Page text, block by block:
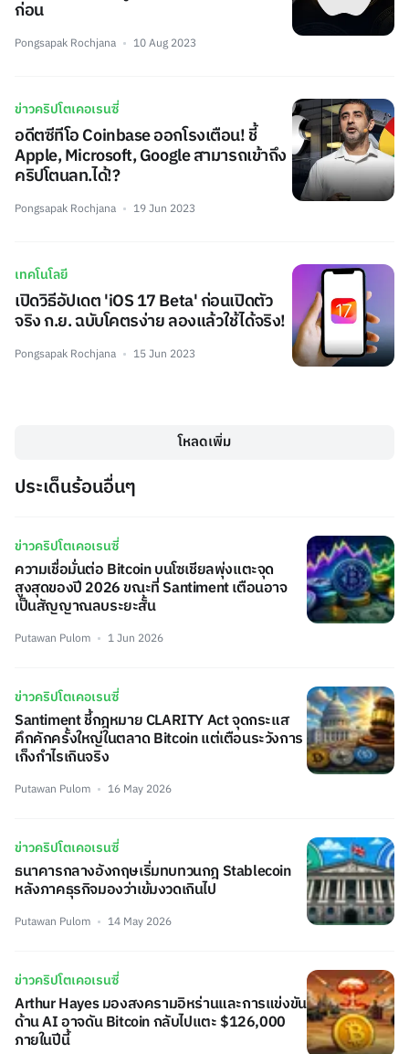
ก่อน
Pongsapak Rochjana 10 Aug 2023
ข่าวคริปโตเคอเรนซี่
อดีตซีทีโอ Coinbase ออกโรงเตือน! ชี้
Apple, Microsoft, Google สามารถเข้าถึง
คริปโตนลท.ได้!?
Pongsapak Rochjana 19 Jun 2023
เทคโนโลยี
เปิดวิธีอัปเดต 'iOS 17 Beta' ก่อนเปิดตัว
จริง ก.ย. ฉบับโคตรง่าย ลองแล้วใช้ได้จริง!
Pongsapak Rochjana 15 Jun 2023
โหลดเพิ่ม
ประเด็นร้อนอื่นๆ
ข่าวคริปโตเคอเรนซี่
ความเชื่อมั่นต่อ Bitcoin บนโซเชียลพุ่งแตะจุด
สูงสุดของปี 2026 ขณะที่ Santiment เตือนอาจ
เป็นสัญญาณลบระยะสั้น
Putawan Pulom 1 Jun 2026
ข่าวคริปโตเคอเรนซี่
Santiment ชี้กฎหมาย CLARITY Act จุดกระแส
คึกคักครั้งใหญ่ในตลาด Bitcoin แต่เตือนระวังการ
เก็งกำไรเกินจริง
Putawan Pulom 16 May 2026
ข่าวคริปโตเคอเรนซี่
ธนาคารกลางอังกฤษเริ่มทบทวนกฎ Stablecoin
หลังภาคธุรกิจมองว่าเข้มงวดเกินไป
Putawan Pulom 14 May 2026
ข่าวคริปโตเคอเรนซี่
Arthur Hayes มองสงครามอิหร่านและการแข่งขัน
ด้าน AI อาจดัน Bitcoin กลับไปแตะ $126,000
ภายในปีนี้